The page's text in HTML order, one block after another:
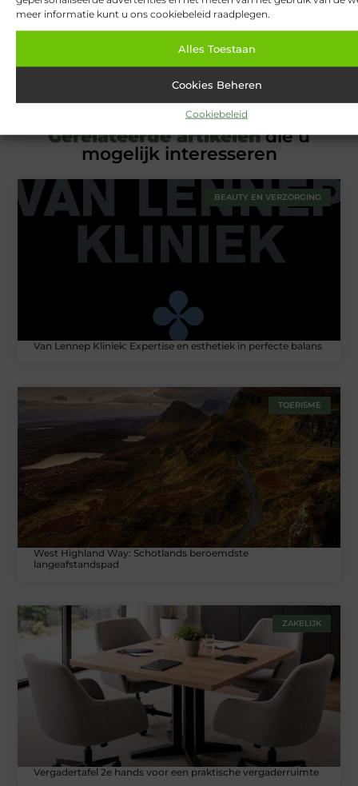
meer informatie kunt u ons cookiebeleid raadplegen.
Alles Toestaan
Cookies Beheren
Cookiebeleid
Over ons Ons team
Gerelateerde artikelendie u
mogelijk interesseren
BEAUTY EN VERZORGING
Van Lennep Kliniek: Expertise en esthetiek in perfecte balans
TOERISME
West Highland Way: Schotlands beroemdste
langeafstandspad
ZAKELIJK
Vergadertafel 2e hands voor een praktische vergaderruimte